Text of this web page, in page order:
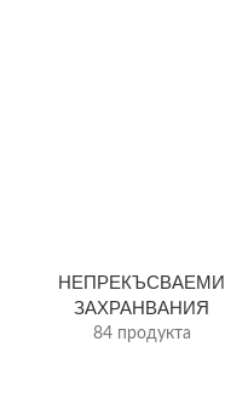
НЕПРЕКЪСВАЕМИ
ЗАХРАНВАНИЯ
84 продукта